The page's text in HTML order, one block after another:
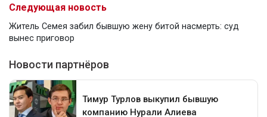
Следующая новость
Житель Семея забил бывшую жену битой насмерть: суд
вынес приговор